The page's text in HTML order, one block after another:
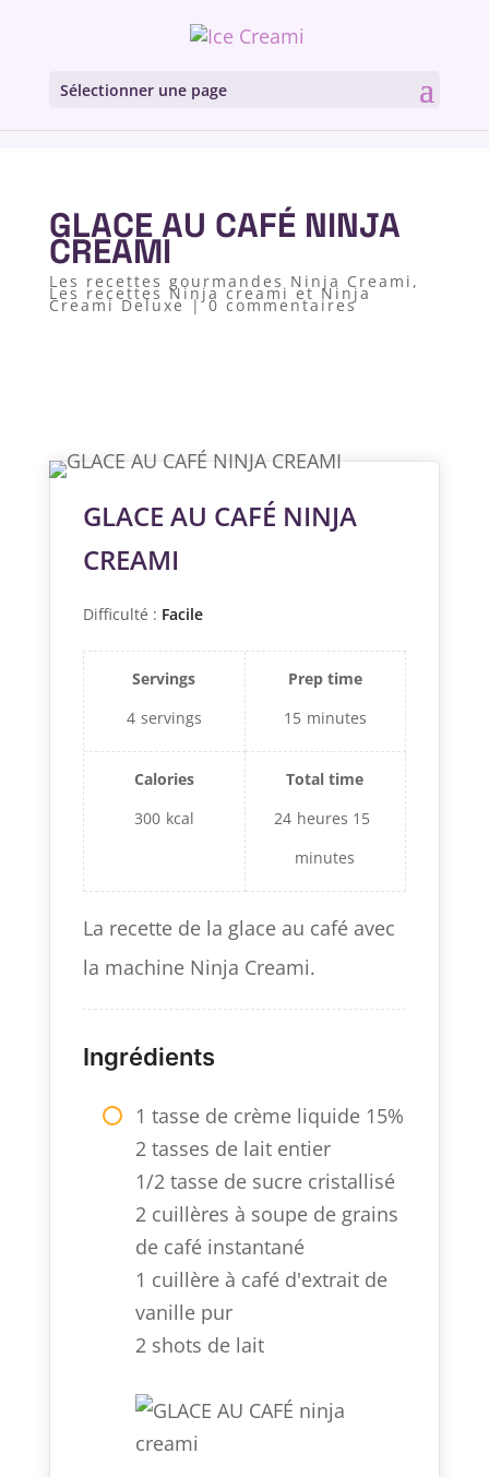
Sélectionner une page
GLACE AU CAFÉ NINJA
CREAMI
Les recettes gourmandes Ninja Creami ,
Les recettes Ninja creami et Ninja
Creami Deluxe|0 commentaires
GLACE AU CAFÉ NINJA
CREAMI
Difficulté : Facile
Servings
4 servings
Prep time
15 minutes
Calories
300 kcal
Total time
24 heures 15
minutes
La recette de la glace au café avec
la machine Ninja Creami.
Ingrédients
1 tasse de crème liquide 15%
2 tasses de lait entier
1/2 tasse de sucre cristallisé
2 cuillères à soupe de grains
de café instantané
1 cuillère à café d'extrait de
vanille pur
2 shots de lait